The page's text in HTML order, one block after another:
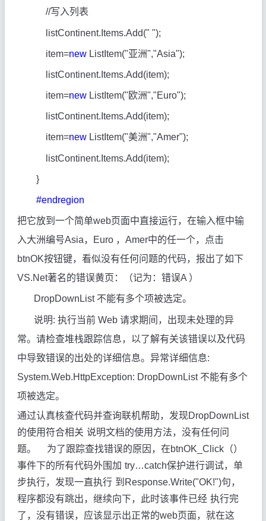
//写入列表
listContinent.Items.Add(" ");
item=newListItem("亚洲","Asia");
listContinent.Items.Add(item);
item=newListItem("欧洲","Euro");
listContinent.Items.Add(item);
item=newListItem("美洲","Amer");
listContinent.Items.Add(item);
}
#endregion
把它放到一个简单web页面中直接运行，在输入框中输
入大洲编号Asia，Euro ，Amer中的任一个，点击
btnOK按钮键，看似没有任何问题的代码，报出了如下
VS.Net著名的错误黄页：
（记为：错误A ）
DropDownList 不能有多个项被选定。
说明: 执行当前 Web 请求期间，出现未处理的异
常。请检查堆栈跟踪信息，以了解有关该错误以及代码
中导致错误的出处的详细信息。异常详细信息:
System.Web.HttpException: DropDownList 不能有多个
项被选定。
通过认真核查代码并查询联机帮助，发现DropDownList
的使用符合相关 说明文档的使用方法，没有任何问
题。
为了跟踪查找错误的原因，在btnOK_Click（）
事件下的所有代码外围加 try…catch保护进行调试，单
步执行，发现一直执行 到Response.Write("OK!")句，
程序都没有跳出，继续向下，此时该事件已经 执行完
了，没有错误，应该显示出正常的web页面，就在这